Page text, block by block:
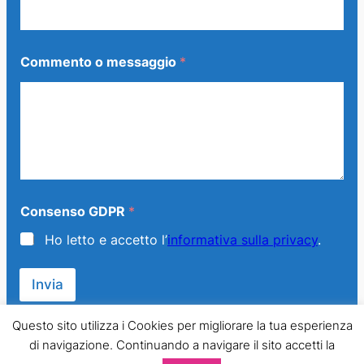
Commento o messaggio *
Consenso GDPR *
Ho letto e accetto l’informativa sulla privacy.
Invia
© 2013 – 2024 Generazione Famiglia – LMPT Italia. All Rights
Questo sito utilizza i Cookies per migliorare la tua esperienza
di navigazione. Continuando a navigare il sito accetti la